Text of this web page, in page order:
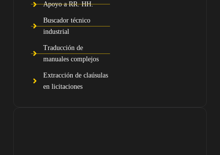
Apoyo a RR. HH.
Buscador técnico
industrial
Traducción de
manuales complejos
Extracción de claúsulas
en licitaciones